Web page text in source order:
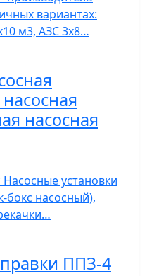
вариантах:
м3, АЗС 3х8…
насосная
установки
бокс насосный),
ППЗ-4